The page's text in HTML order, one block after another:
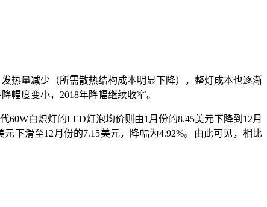
热量减少（所需散热结构成本明显下降），整灯成本也逐渐
幅度变小，2018年降幅继续收窄。
60W白炽灯的LED灯泡均价则由1月份的8.45美元下降到12月
下滑至12月份的7.15美元，降幅为4.92%。由此可见，相比